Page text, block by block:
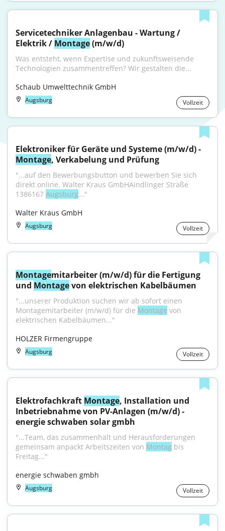
Servicetechniker Anlagenbau - Wartung /
Elektrik / Montage (m/w/d)
Was entsteht, wenn Expertise und zukunftsweisende
Technologien zusammentreffen? Wir gestalten die...
Schaub Umwelttechnik GmbH
Augsburg Vollzeit
Montage, Verkabelung und Prüfung
"...auf den Bewerbungsbutton und bewerben Sie sich
direkt online. Walter Kraus GmbHAindlinger Straße
1386167 Augsburg..."
Walter Kraus GmbH
Augsburg Vollzeit
Montagemitarbeiter (m/w/d) für die Fertigung
und Montage von elektrischen Kabelbäumen
"...unserer Produktion suchen wir ab sofort einen
Montagemitarbeiter (m/w/d) für die Montage von
elektrischen Kabelbäumen..."
HOLZER Firmengruppe
Augsburg Vollzeit
Elektrofachkraft Montage, Installation und
Inbetriebnahme von PV-Anlagen (m/w/d) -
energie schwaben solar gmbh
"...Team, das zusammenhält und Herausforderungen
gemeinsam anpackt Arbeitszeiten von Montag bis
Freitag..."
energie schwaben gmbh
Augsburg Vollzeit